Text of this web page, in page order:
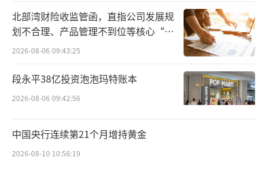
公司将生存发展的命脉寄托在单一产品之上。
从品牌角度看，鲟龙科技宣扬的自有品
牌“卡露伽”全球知名度有限，市场话语权较
弱。2025年，公司自有品牌销售收入占比仅31.
4%。
鲟龙科技产品销售高度依赖海外市场。202
3年至2025年，公司海外销售收入从4.43亿元增
北部湾财险收监管函，直指公司发展规
划不合理、产品管理不到位等核心“痛
点”
2026-08-06 09:43:25
段永平38亿投资泡泡玛特账本
2026-08-06 09:42:56
中国央行连续第21个月增持黄金
2026-08-10 10:56:19